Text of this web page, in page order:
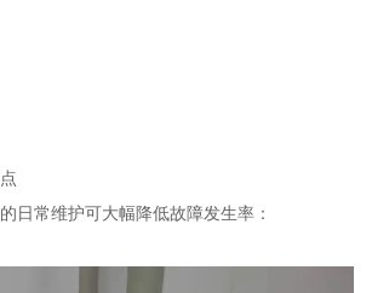
日常维护可大幅降低故障发生率：